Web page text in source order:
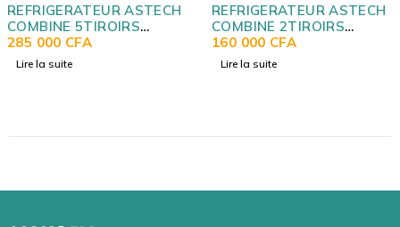
ASTECH
5TIROIRS
270
REFRIGERATEUR ASTECH
COMBINE 2TIROIRS
SILVER FC155S
CFA
MINI